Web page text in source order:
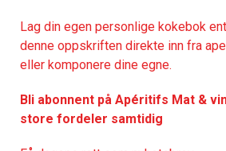
Lag din egen personlige kokebok
denne oppskriften direkte inn fra
eller komponere dine egne.
Bli abonnent på Apéritifs Mat &
store fordeler samtidig